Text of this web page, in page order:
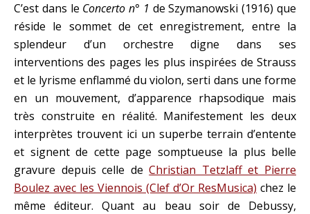
C’est dans le Concerto n° 1 de Szymanowski (1916) que
réside le sommet de cet enregistrement, entre la
splendeur d’un orchestre digne dans ses
interventions des pages les plus inspirées de Strauss
et le lyrisme enflammé du violon, serti dans une forme
en un mouvement, d’apparence rhapsodique mais
très construite en réalité. Manifestement les deux
interprètes trouvent ici un superbe terrain d’entente
et signent de cette page somptueuse la plus belle
gravure depuis celle deChristian Tetzlaff et Pierre
Boulez avec les Viennois (Clef d’Or ResMusica) chez le
même éditeur. Quant au beau soir de Debussy,